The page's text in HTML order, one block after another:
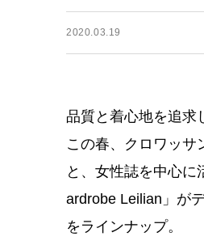
2020.03.19
品質と着心地を追求
この春、クロワッサ
と、女性誌を中心
ardrobe Leilian」が
をラインナップ。